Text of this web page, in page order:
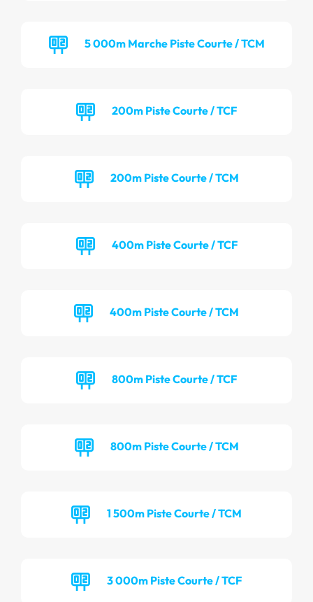
5 000m Marche Piste Courte / TCM
200m Piste Courte / TCF
200m Piste Courte / TCM
400m Piste Courte / TCF
400m Piste Courte / TCM
800m Piste Courte / TCF
800m Piste Courte / TCM
1 500m Piste Courte / TCM
3 000m Piste Courte / TCF